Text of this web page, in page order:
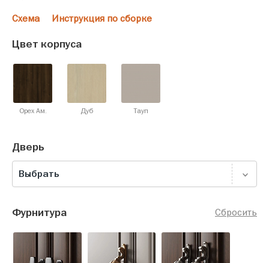
Схема Инструкция по сборке
Цвет корпуса
Орех Ам. Дуб Тауп
Дверь
Выбрать
Сбросить
Фурнитура